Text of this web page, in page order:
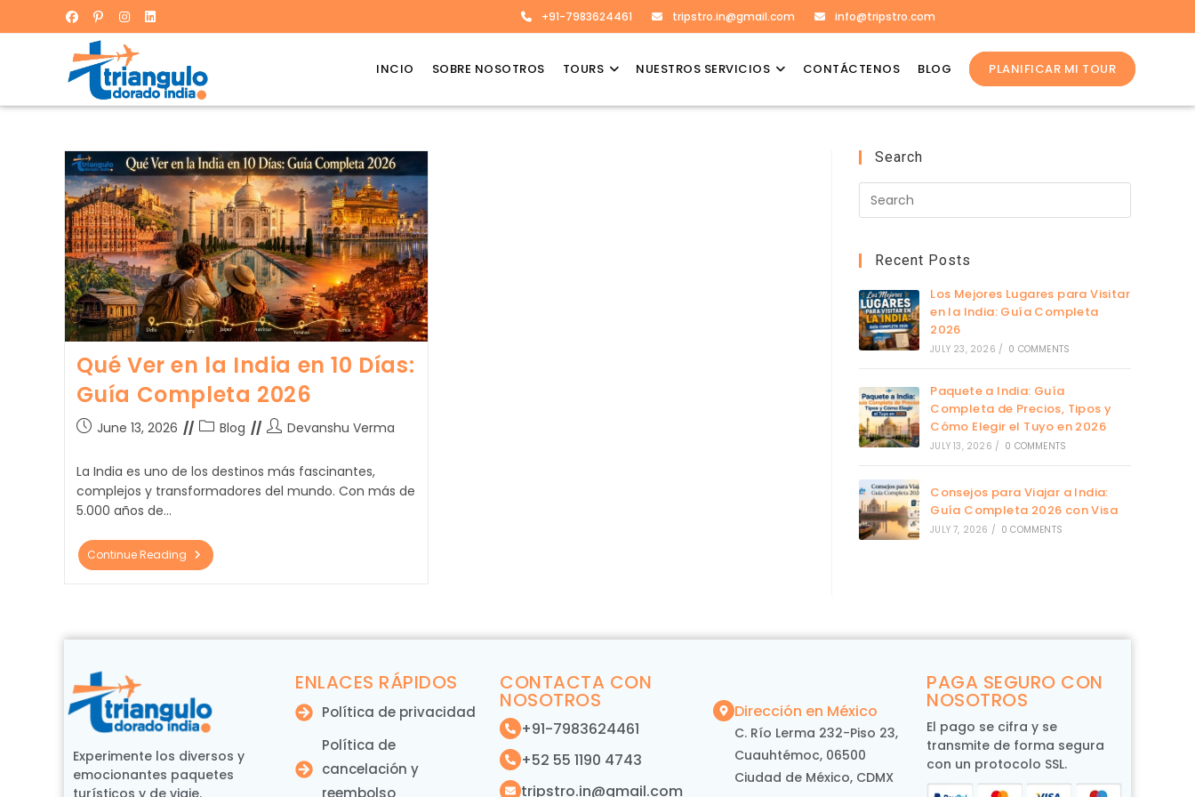
+91-7983624461 tripstro.in@gmail.com info@tripstro.com
INCIO SOBRE NOSOTROS TOURS NUESTROS SERVICIOS CONTÁCTENOS BLOG PLANIFICAR MI TOUR
Qué Ver en la India en 10 Días:
Guía Completa 2026
June 13, 2026 Blog Devanshu Verma
La India es uno de los destinos más fascinantes,
complejos y transformadores del mundo. Con más de
5.000 años de…
Continue Reading
Search
Recent Posts
Los Mejores Lugares para Visitar
en la India: Guía Completa
2026
JULY 23, 2026 / 0 COMMENTS
Paquete a India: Guía
Completa de Precios, Tipos y
Cómo Elegir el Tuyo en 2026
JULY 13, 2026 / 0 COMMENTS
Consejos para Viajar a India:
Guía Completa 2026 con Visa
JULY 7, 2026 / 0 COMMENTS
Experimente los diversos y
emocionantes paquetes
ENLACES RÁPIDOS
Política de privacidad
Política de
cancelación y
reembolso
CONTACTA CON
NOSOTROS
+91-7983624461
+52 55 1190 4743
tripstro.in@gmail.com
Dirección en México
C. Río Lerma 232-Piso 23,
Cuauhtémoc, 06500
Ciudad de México, CDMX
PAGA SEGURO CON
NOSOTROS
El pago se cifra y se
transmite de forma segura
con un protocolo SSL.